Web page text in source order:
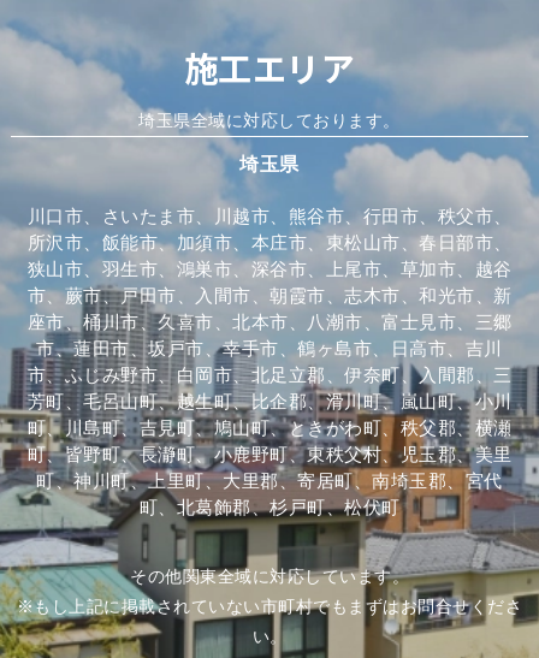
施工エリア
埼玉県全域に対応しております。
埼玉県
川口市、さいたま市、川越市、熊谷市、行田市、秩父市、
所沢市、飯能市、加須市、本庄市、東松山市、春日部市、
狭山市、羽生市、鴻巣市、深谷市、上尾市、草加市、越谷
市、蕨市、戸田市、入間市、朝霞市、志木市、和光市、新
座市、桶川市、久喜市、北本市、八潮市、富士見市、三郷
市、蓮田市、坂戸市、幸手市、鶴ヶ島市、日高市、吉川
市、ふじみ野市、白岡市、北足立郡、伊奈町、入間郡、三
芳町、毛呂山町、越生町、比企郡、滑川町、嵐山町、小川
町、川島町、吉見町、鳩山町、ときがわ町、秩父郡、横瀬
町、皆野町、長瀞町、小鹿野町、東秩父村、児玉郡、美里
町、神川町、上里町、大里郡、寄居町、南埼玉郡、宮代
町、北葛飾郡、杉戸町、松伏町
その他関東全域に対応しています。
※もし上記に掲載されていない市町村でもまずはお問合せくださ
い。